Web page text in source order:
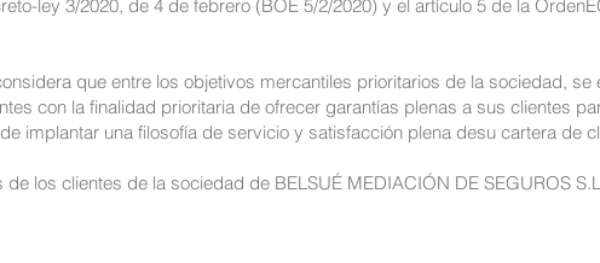
ley 3/2020, de 4 de febrero (BOE 5/2/2020) y el artículo 5 de la
que entre los objetivos mercantiles prioritarios de la sociedad, se
con la finalidad prioritaria de ofrecer garantías plenas a sus clientes
implantar una filosofía de servicio y satisfacción plena desu cartera de
los clientes de la sociedad de BELSUÉ MEDIACIÓN DE SEGUROS